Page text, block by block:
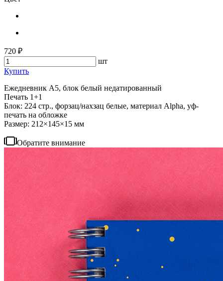
720 ₽
шт
Купить
Ежедневник А5, блок белый недатированный
Печать 1+1
Блок: 224 стр., форзац/нахзац белые, материал Alpha, уф-
печать на обложке
Размер: 212×145×15 мм
Обратите внимание